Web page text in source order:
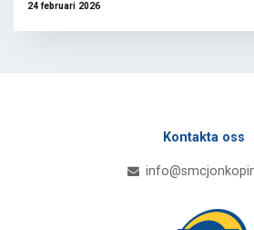
24 februari 2026
Kontakta oss